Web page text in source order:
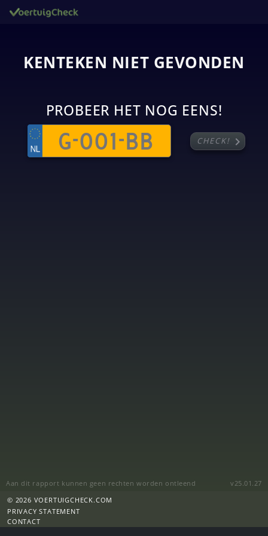
KENTEKEN NIET GEVONDEN
PROBEER HET NOG EENS!
CHECK! chevron_right
Aan dit rapport kunnen geen rechten worden ontleend
v25.01.27
© 2026 VOERTUIGCHECK.COM
PRIVACY STATEMENT
CONTACT